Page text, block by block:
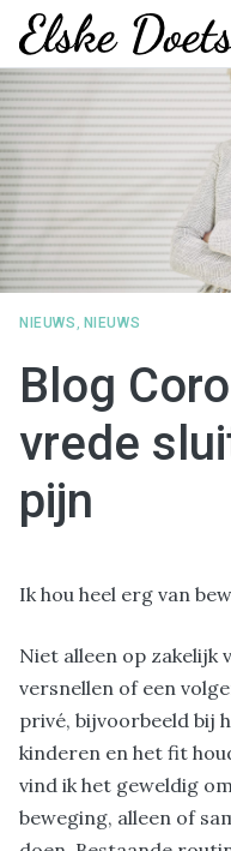
Skip
content
NIEUWS NIEUWS
Blog
vrede
pijn
Ik hou heel erg van
Niet alleen op zakelijk
versnellen of een
privé, bijvoorbeeld bij
kinderen en het fit
vind ik het geweldig
beweging, alleen of